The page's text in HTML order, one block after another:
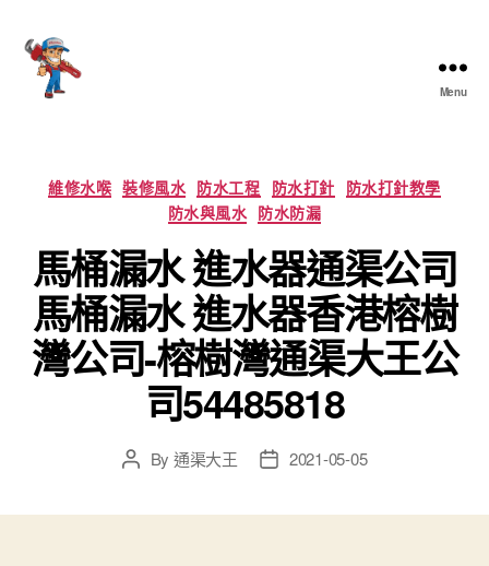
Menu
Categories
維修水喉 裝修風水 防水工程 防水打針 防水打針教學
防水與風水 防水防漏
馬桶漏水 進水器通渠公司
馬桶漏水 進水器香港榕樹
灣公司-榕樹灣通渠大王公
司54485818
PostBy 通渠大王
Post2021-05-05